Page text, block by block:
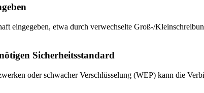
eingegeben, etwa durch verwechselte Groß-/
Sicherheitsstandard
oder schwacher Verschlüsselung (WEP) kann die